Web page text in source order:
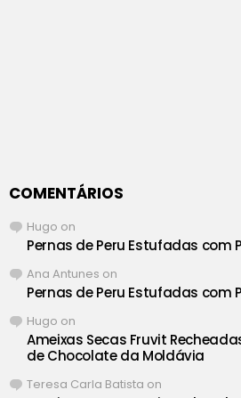
COMENTÁRIOS
Hugo on
Pernas de Peru Estufadas com
Ana Antunes on
Pernas de Peru Estufadas com
Hugo on
Ameixas Secas Fruvit
de Chocolate da Moldávia
Teresa Carla Batista on